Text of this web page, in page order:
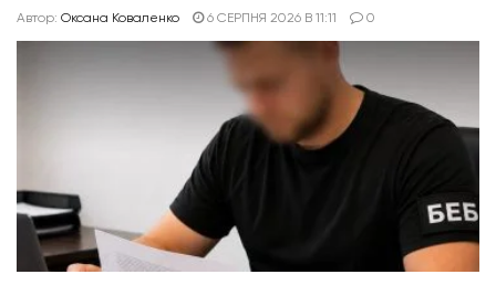
Автор: Оксана Коваленко 6 СЕРПНЯ 2026 В 11:11 0